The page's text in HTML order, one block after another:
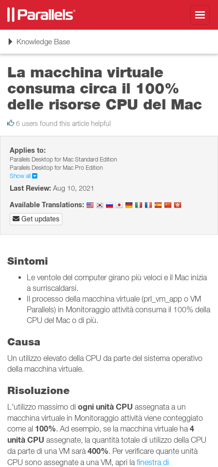
ToggleKnowledge Base
La macchina virtuale
consuma circa il 100%
delle risorse CPU del Mac
6 users found this article helpful
Applies to:
Parallels Desktop for Mac Standard Edition
Parallels Desktop for Mac Pro Edition
Show all
Last Review: Aug 10, 2021
Available Translations:
Get updates
Sintomi
Le ventole del computer girano più veloci e il Mac inizia
a surriscaldarsi.
Il processo della macchina virtuale (prl_vm_app o VM
Parallels) in Monitoraggio attività consuma il 100% della
CPU del Mac o di più.
Causa
Un utilizzo elevato della CPU da parte del sistema operativo
della macchina virtuale.
Risoluzione
L'utilizzo massimo di ogni unità CPU assegnata a un
macchina virtuale in Monitoraggio attività viene conteggiato
come al 100%. Ad esempio, se la macchina virtuale ha 4
unità CPU assegnate, la quantità totale di utilizzo della CPU
da parte di una VM sarà 400%. Per verificare quante unità
CPU sono assegnate a una VM, apri la finestra di